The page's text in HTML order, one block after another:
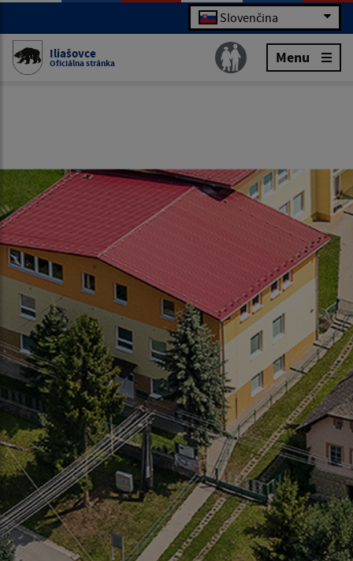
Slovenčina
Iliašovce
Oficiálna stránka Menu